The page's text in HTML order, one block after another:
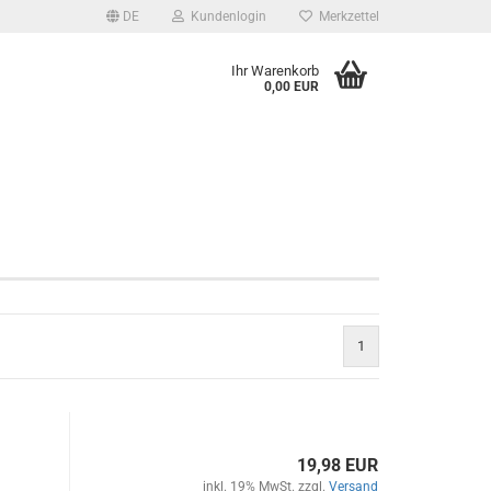
DE Kundenlogin Merkzettel
Ihr Warenkorb
0,00 EUR
1
19,98 EUR
inkl. 19% MwSt. zzgl. Versand